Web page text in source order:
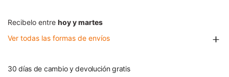
Recibelo entre hoy y martes
Ver todas las formas de envíos
30 días de cambio y devolución gratis